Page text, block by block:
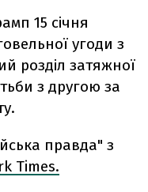
15 січня
угоди з
розділ затяжної
з другою за
правда" з
Times.